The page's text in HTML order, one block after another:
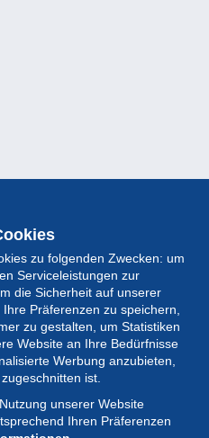
zu folgenden Zwecken: um
Serviceleistungen zur
die Sicherheit auf unserer
Präferenzen zu speichern,
zu gestalten, um Statistiken
Website an Ihre Bedürfnisse
Werbung anzubieten,
ist.
unserer Website
Ihren Präferenzen